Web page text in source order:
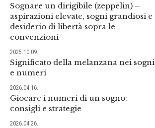
Sognare un dirigibile (zeppelin) –
aspirazioni elevate, sogni grandiosi e
desiderio di libertà sopra le
convenzioni
2025.10.09.
Significato della melanzana nei sogni
e numeri
2026.04.16.
Giocare i numeri di un sogno:
consigli e strategie
2026.04.26.